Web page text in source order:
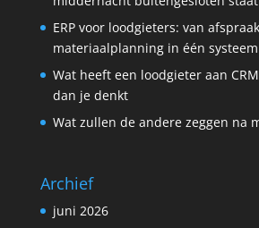
ERP voor loodgieters: van
materiaalplanning in één systeem
Wat heeft een loodgieter aan
dan je denkt
Wat zullen de andere zeggen na
Archief
juni 2026